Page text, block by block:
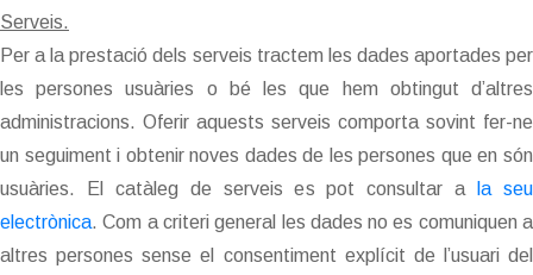
Serveis.
Per a la prestació dels serveis tractem les dades aportades per
les persones usuàries o bé les que hem obtingut d’altres
administracions. Oferir aquests serveis comporta sovint fer-ne
un seguiment i obtenir noves dades de les persones que en són
usuàries. El catàleg de serveis es pot consultar a
la seu
electrònica. Com a criteri general les dades no es comuniquen a
altres persones sense el consentiment explícit de l’usuari del